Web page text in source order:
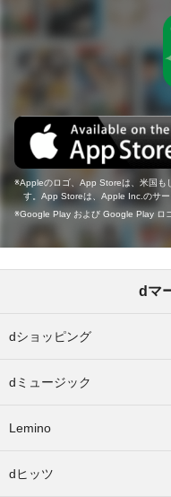
Appleのロゴ、App Storeは、米国も
す。App Storeは、Apple Inc.のサー
Google Play および Google Play ロ
dマ
dショッピング
dミュージック
Lemino
dヒッツ